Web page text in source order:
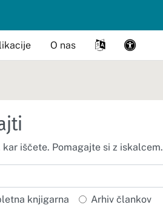
O nas
iščete. Pomagajte si z iskalcem.
knjigarna Arhiv člankov